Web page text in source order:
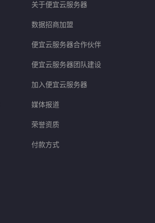
关于便宜云服务器
数据招商加盟
便宜云服务器合作伙伴
便宜云服务器团队建设
加入便宜云服务器
媒体报道
荣誉资质
付款方式